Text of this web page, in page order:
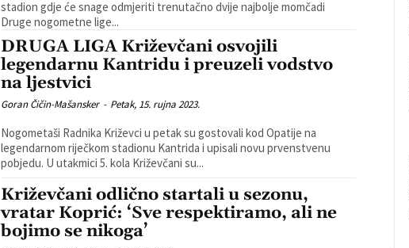
stadion gdje će snage odmjeriti trenutačno dvije najbolje momčadi
Druge nogometne lige...
DRUGA LIGA Križevčani osvojili
legendarnu Kantridu i preuzeli vodstvo
na ljestvici
Goran Čičin-Mašansker - Petak, 15. rujna 2023.
Nogometaši Radnika Križevci u petak su gostovali kod Opatije na
legendarnom riječkom stadionu Kantrida i upisali novu prvenstvenu
pobjedu. U utakmici 5. kola Križevčani su...
Križevčani odlično startali u sezonu,
vratar Koprić: ‘Sve respektiramo, ali ne
bojimo se nikoga’